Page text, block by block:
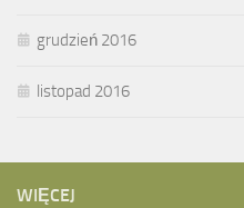
grudzień 2016
listopad 2016
WIĘCEJ